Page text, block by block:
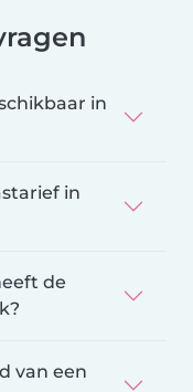
in
in
de
van een